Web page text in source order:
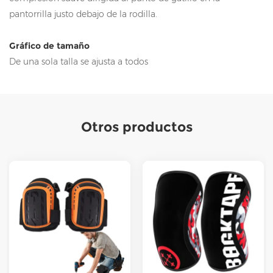
pantorrilla justo debajo de la rodilla.
Gráfico de tamaño
De una sola talla se ajusta a todos
Otros productos